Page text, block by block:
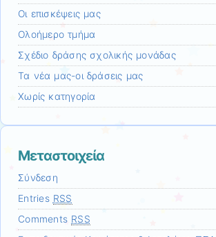
Οι επισκέψεις μας
Ολοήμερο τμήμα
Σχέδιο δράσης σχολικής μονάδας
Τα νέα μας-οι δράσεις μας
Χωρίς κατηγορία
Μεταστοιχεία
Σύνδεση
Entries RSS
Comments RSS